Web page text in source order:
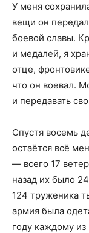
У меня
вещи он
боевой славы.
и медалей, я
отце,
что он воевал.
и передавать
Спустя восемь
остаётся всё
— всего 17
назад их было
124 труженика
армия была
году каждому